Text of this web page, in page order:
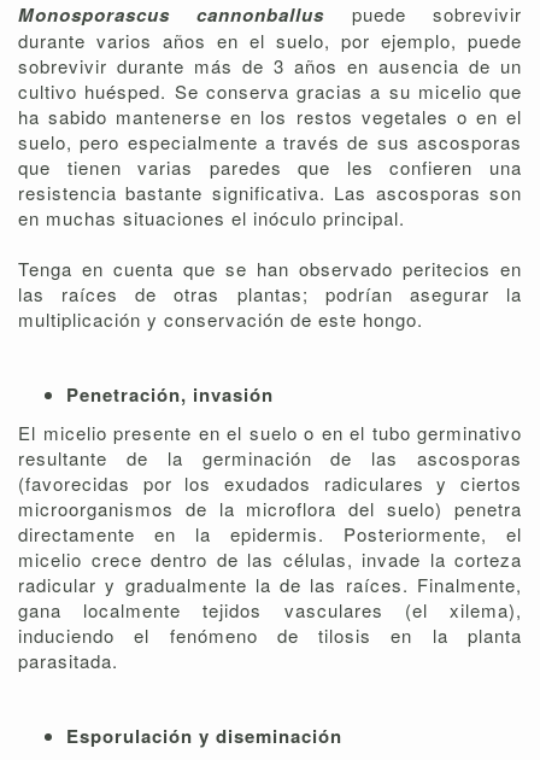
Monosporascus cannonballus puede sobrevivir
durante varios años en el suelo, por ejemplo, puede
sobrevivir durante más de 3 años en ausencia de un
cultivo huésped. Se conserva gracias a su micelio que
ha sabido mantenerse en los restos vegetales o en el
suelo, pero especialmente a través de sus ascosporas
que tienen varias paredes que les confieren una
resistencia bastante significativa. Las ascosporas son
en muchas situaciones el inóculo principal.
Tenga en cuenta que se han observado peritecios en
las raíces de otras plantas; podrían asegurar la
multiplicación y conservación de este hongo.
Penetración, invasión
El micelio presente en el suelo o en el tubo germinativo
resultante de la germinación de las ascosporas
(favorecidas por los exudados radiculares y ciertos
microorganismos de la microflora del suelo) penetra
directamente en la epidermis. Posteriormente, el
micelio crece dentro de las células, invade la corteza
radicular y gradualmente la de las raíces. Finalmente,
gana localmente tejidos vasculares (el xilema),
induciendo el fenómeno de tilosis en la planta
parasitada.
Esporulación y diseminación